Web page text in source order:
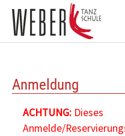
Anmeldung
ACHTUNG:Dieses
Anmelde/